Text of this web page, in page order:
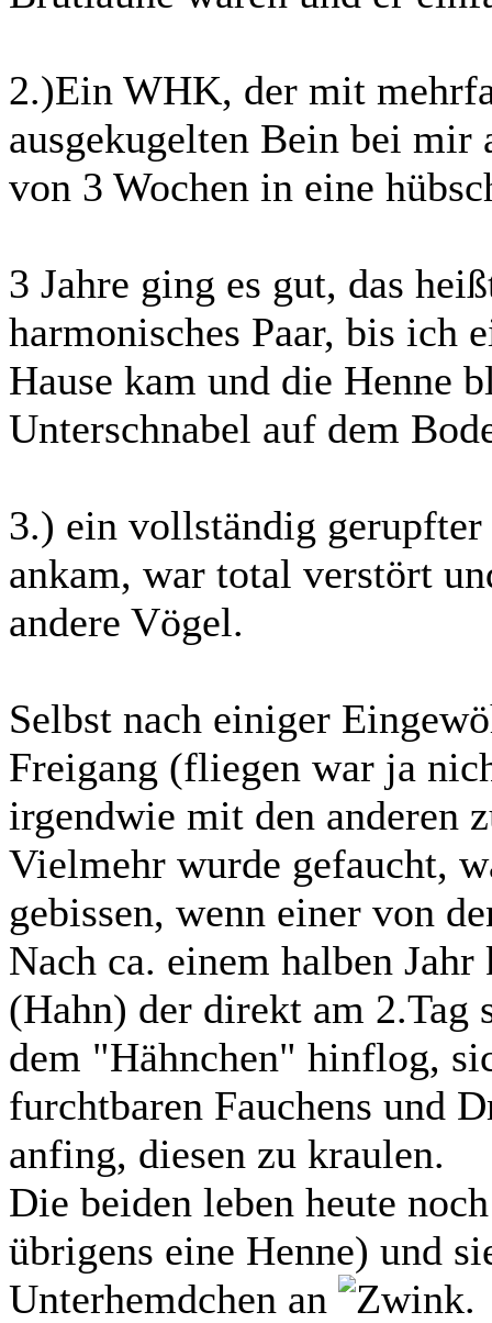
2.)Ein WHK, der mit
ausgekugelten Bein bei
von 3 Wochen in eine
3 Jahre ging es gut, das
harmonisches Paar, bis ich
Hause kam und die Henne
Unterschnabel auf dem
3.) ein vollständig
ankam, war total verstört
andere Vögel.
Selbst nach einiger
Freigang (fliegen war ja
irgendwie mit den anderen
Vielmehr wurde gefaucht,
gebissen, wenn einer von
Nach ca. einem halben
(Hahn) der direkt am 2.Tag
dem "Hähnchen" hinflog,
furchtbaren Fauchens und
anfing, diesen zu kraulen.
Die beiden leben heute
übrigens eine Henne) und
Unterhemdchen an
.